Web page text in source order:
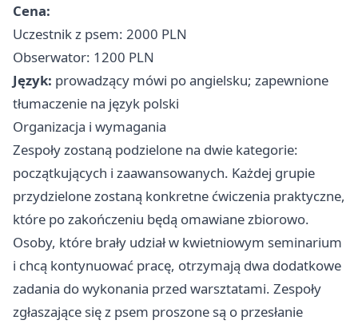
Cena:
Uczestnik z psem: 2000 PLN
Obserwator: 1200 PLN
Język: prowadzący mówi po angielsku; zapewnione
tłumaczenie na język polski
Organizacja i wymagania
Zespoły zostaną podzielone na dwie kategorie:
początkujących i zaawansowanych. Każdej grupie
przydzielone zostaną konkretne ćwiczenia praktyczne,
które po zakończeniu będą omawiane zbiorowo.
Osoby, które brały udział w kwietniowym seminarium
i chcą kontynuować pracę, otrzymają dwa dodatkowe
zadania do wykonania przed warsztatami. Zespoły
zgłaszające się z psem proszone są o przesłanie